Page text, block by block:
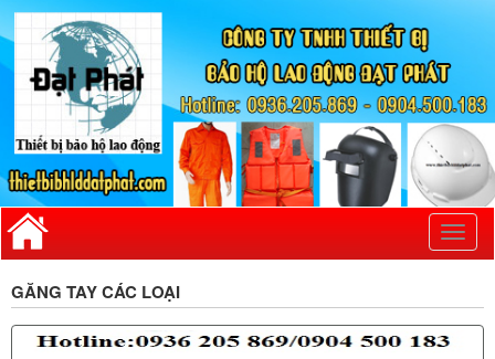
GĂNG TAY CÁC LOẠI